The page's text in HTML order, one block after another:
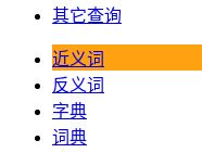
其它查询
近义词
反义词
字典
词典